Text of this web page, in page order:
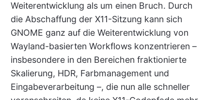
Weiterentwicklung als um einen Bruch. Durch
die Abschaffung der X11-Sitzung kann sich
GNOME ganz auf die Weiterentwicklung von
Wayland-basierten Workflows konzentrieren –
insbesondere in den Bereichen fraktionierte
Skalierung, HDR, Farbmanagement und
Eingabeverarbeitung –, die nun alle schneller